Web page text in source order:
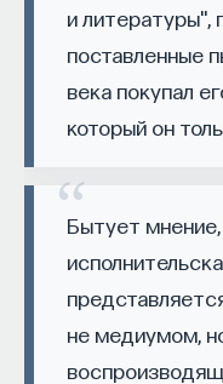
и литературы",
поставленные
века покупал
который он
Бытует
не медиумом,
долго он
речь идет не о
У
«Мы выделили
Первая — развитие
дисциплинарного
само знание, а не
Вторая —
человека,